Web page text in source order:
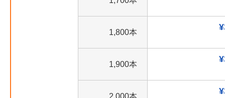
1,800本
1,900本
2,000本